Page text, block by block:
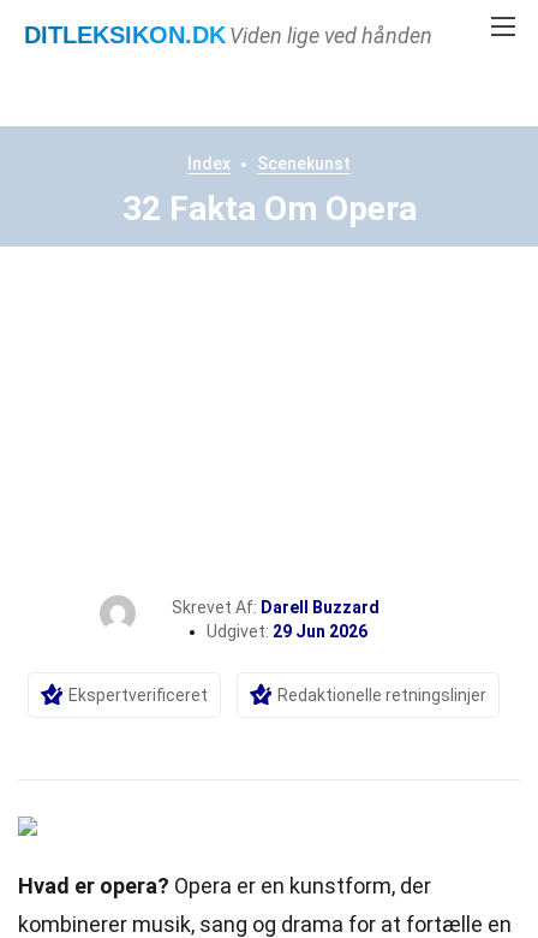
DITLEKSIKON.DKViden lige ved hånden
Index Scenekunst
32 Fakta Om Opera
Skrevet Af: Darell Buzzard
Udgivet: 29 Jun 2026
Ekspertverificeret Redaktionelle retningslinjer
Hvad er opera? Opera er en kunstform, der
kombinerer musik, sang og drama for at fortælle en